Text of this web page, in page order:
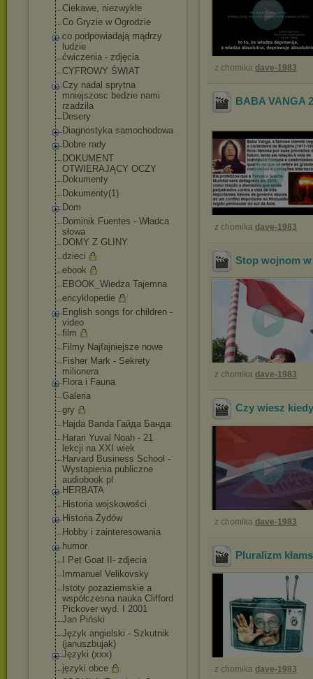
Ciekawe, niezwykłe
Co Gryzie w Ogrodzie
co podpowiadają mądrzy
ludzie
ćwiczenia - zdjęcia
CYFROWY ŚWIAT
Czy nadal sprytna
mniejszosc bedzie nami
rzadzila
Desery
Diagnostyka samochodowa
Dobre rady
DOKUMENT
OTWIERAJĄCY OCZY
Dokumenty
Dokumenty(1)
Dom
Dominik Fuentes - Władca
słowa
DOMY Z GLINY
dzieci
ebook
EBOOK_Wiedza Tajemna
encyklopedie
English songs for children -
video
film
Filmy Najfajniejsze nowe
Fisher Mark - Sekrety
milionera
Flora i Fauna
Galeria
gry
Hajda Banda Гайда Банда
Harari Yuval Noah - 21
lekcji na XXI wiek
Harvard Business School -
Wystapienia publiczne
audiobook pl
HERBATA
Historia wojskowości
Historia Żydów
Hobby i zainteresowania
humor
I Pet Goat II- zdjecia
Immanuel Velikovsky
Istoty pozaziemskie a
współczesna nauka Clifford
Pickover wyd. I 2001
Jan Piński
Język angielski - Szkutnik
(januszbujak)
Języki (xxx)
języki obce
z chomika dave-1983
BABA VANGA
z chomika dave-1983
Stop wojnom
z chomika dave-1983
Czy wiesz
z chomika dave-1983
Pluralizm
z chomika dave-1983